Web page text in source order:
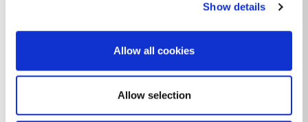
Show details
Allow all cookies
Allow selection